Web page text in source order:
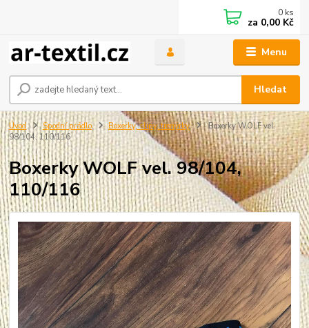
Menu
Hledat
0 ks
za 0,00 Kč
Úvod Spodní prádlo Boxerky, slipy, trenýrky
Boxerky WOLF vel.
98/104, 110/116
Boxerky WOLF vel. 98/104,
110/116